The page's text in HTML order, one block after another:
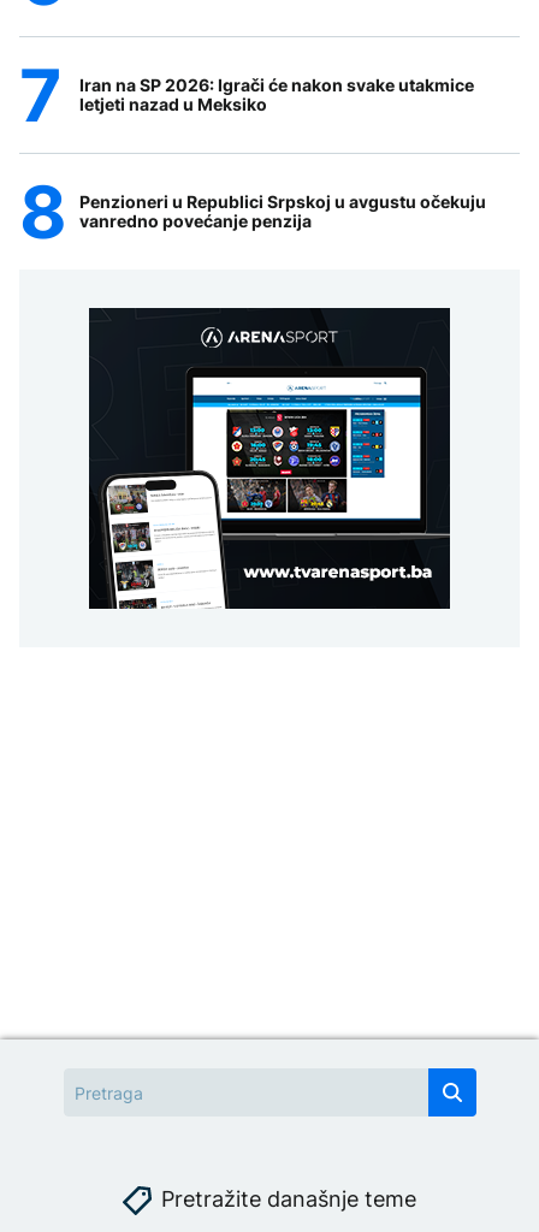
Iran na SP 2026: Igrači će nakon svake utakmice
letjeti nazad u Meksiko
Penzioneri u Republici Srpskoj u avgustu očekuju
vanredno povećanje penzija
Pretražite današnje teme